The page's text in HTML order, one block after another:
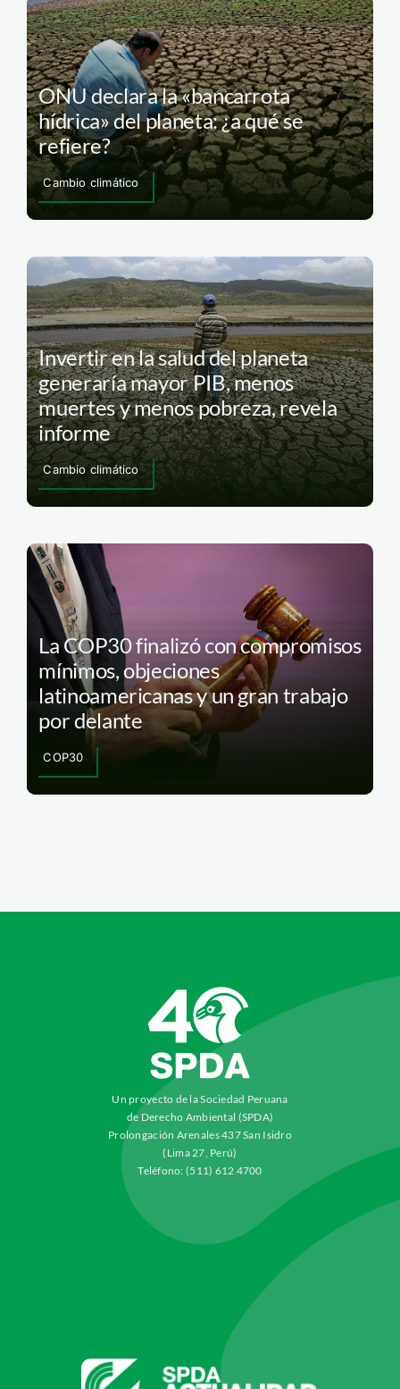
ONU declara la «bancarrota
hídrica» del planeta: ¿a qué se
refiere?
Cambio climático
Invertir en la salud del planeta
generaría mayor PIB, menos
muertes y menos pobreza, revela
informe
Cambio climático
La COP30 finalizó con compromisos
mínimos, objeciones
latinoamericanas y un gran trabajo
por delante
COP30
Un proyecto de la Sociedad Peruana
de Derecho Ambiental (SPDA)
Prolongación Arenales 437 San Isidro
(Lima 27, Perú)
Teléfono: (511) 612 4700